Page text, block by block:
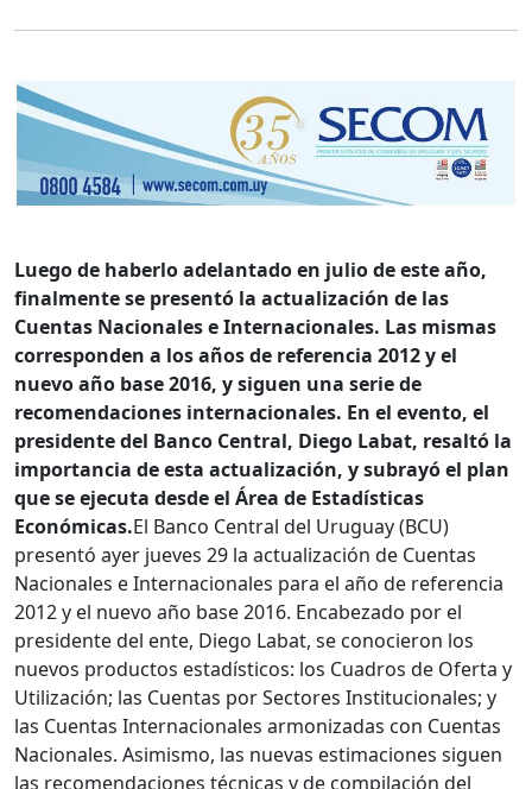
Luego de haberlo adelantado en julio de este año,
finalmente se presentó la actualización de las
Cuentas Nacionales e Internacionales. Las mismas
corresponden a los años de referencia 2012 y el
nuevo año base 2016, y siguen una serie de
recomendaciones internacionales. En el evento, el
presidente del Banco Central, Diego Labat, resaltó la
importancia de esta actualización, y subrayó el plan
que se ejecuta desde el Área de Estadísticas
Económicas.​​​​​El Banco Central del Uruguay (BCU)
presentó ayer jueves 29 la actualización de Cuentas
Nacionales e Internacionales para el año de referencia
2012 y el nuevo año base 2016. Encabezado por el
presidente del ente, Diego Labat, se conocieron los
nuevos productos estadísticos: los Cuadros de Oferta y
Utilización; las Cuentas por Sectores Institucionales; y
las Cuentas Internacionales armonizadas con Cuentas
Nacionales. Asimismo, las nuevas estimaciones siguen
las recomendaciones técnicas y de compilación del